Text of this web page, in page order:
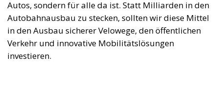
Autos, sondern für alle da ist. Statt Milliarden in den
Autobahnausbau zu stecken, sollten wir diese Mittel
in den Ausbau sicherer Velowege, den öffentlichen
Verkehr und innovative Mobilitätslösungen
investieren.